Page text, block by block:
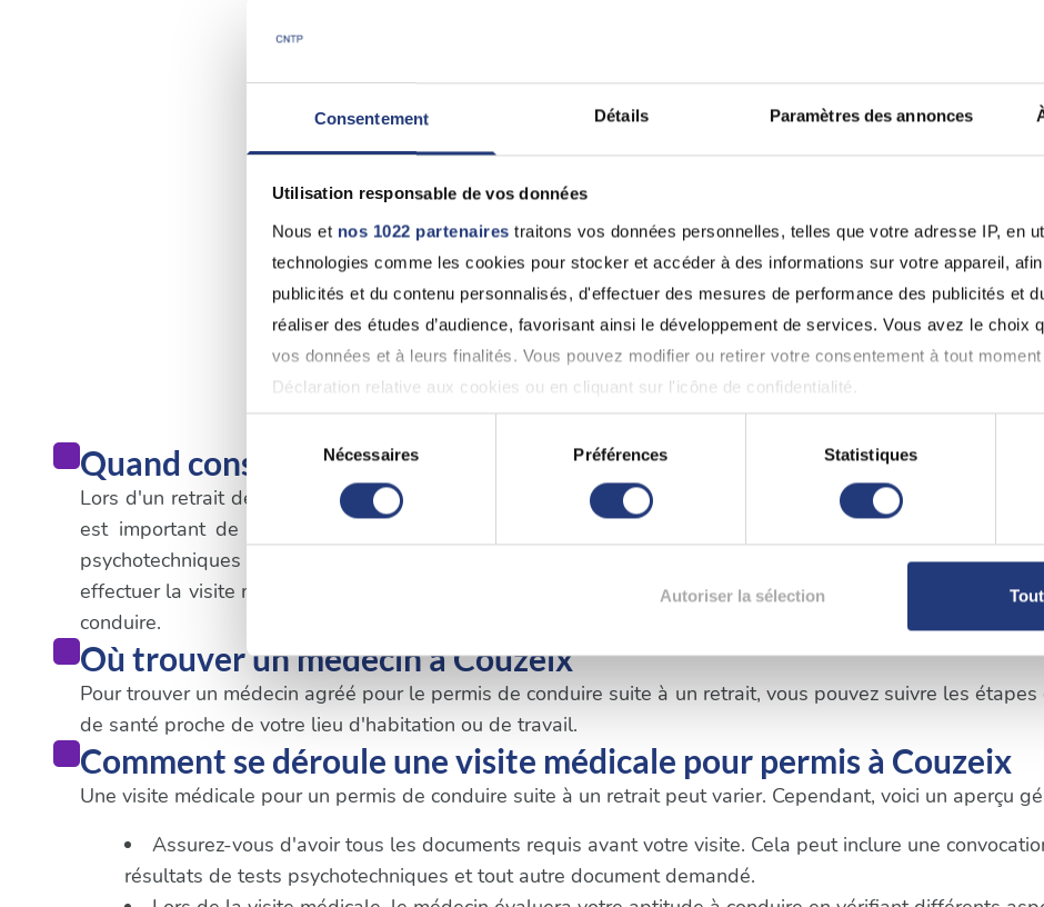
Consentement Détails Paramètres des annonces
Utilisation responsable de vos données
Nous et nos 1022 partenaires traitons vos données personnelles, telles que votre adresse IP, en
technologies comme les cookies pour stocker et accéder à des informations sur votre appareil,
publicités et du contenu personnalisés, d'effectuer des mesures de performance des publicités et
réaliser des études d’audience, favorisant ainsi le développement de services. Vous avez le choix
vos données et à leurs finalités. Vous pouvez modifier ou retirer votre consentement à tout
Déclaration relative aux cookies ou en cliquant sur l'icône de confidentialité.
Si vous le permettez, nous aimerions également :
Collecter des informations sur votre localisation géographique qui peuvent être précises à
Identifier votre appareil en l'analysant activement pour en relever les caractéristiques
digitales).
Les cookies nous permettent de personnaliser le contenu et les annonces, d'offrir des
sociaux et d'analyser notre trafic. Nous partageons également des informations sur l'utilisation de
partenaires de médias sociaux, de publicité et d'analyse, qui peuvent combiner celles-ci avec
vous leur avez fournies ou qu'ils ont collectées lors de votre utilisation de leurs services.
du
consentement
Nécessaires Préférences Statistiques
Autoriser la sélection
ANTOINE DARREYE
Oradour-Sur-Glane (87520)
0555031024
LHEUREUX
Le Vigen (87110)
05 55 00 51 69
Voir plus
Quand consulter un médecin pour permis de conduire à Couzeix
Lors d'un retrait de permis de conduire qui n'est pas lié à l'alcoolémie ou aux stupéfiants, il est
est important de suivre les procédures spécifiques établies pour la récupération du permis. La
psychotechniques dans un centre agréé. Une fois que vous aurez réussi ces tests, vous devrez
effectuer la visite médicale obligatoire. Il est essentiel de respecter les délais et les exigences
conduire.
Où trouver un médecin à Couzeix
Pour trouver un médecin agréé pour le permis de conduire suite à un retrait, vous pouvez suivre les
de santé proche de votre lieu d'habitation ou de travail.
Comment se déroule une visite médicale pour permis à Couzeix
Une visite médicale pour un permis de conduire suite à un retrait peut varier. Cependant, voici un aperçu
Assurez-vous d'avoir tous les documents requis avant votre visite. Cela peut inclure une
résultats de tests psychotechniques et tout autre document demandé.